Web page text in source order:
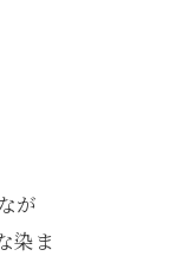
が
染ま